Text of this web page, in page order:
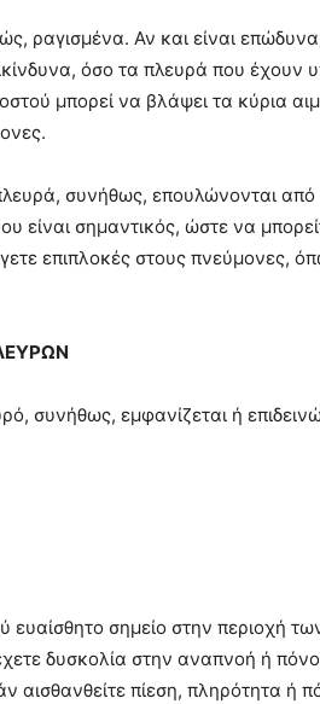
ραγισμένα. Αν και είναι
όσο τα πλευρά που έχουν
μπορεί να βλάψει τα κύρια
συνήθως, επουλώνονται
είναι σημαντικός, ώστε να
επιπλοκές στους πνεύμονες,
συνήθως, εμφανίζεται ή
ευαίσθητο σημείο στην περιοχή
δυσκολία στην αναπνοή ή
αισθανθείτε πίεση, πληρότητα ή